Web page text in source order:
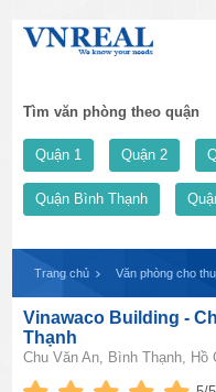
Tìm văn phòng theo quận
Quận 1 Quận 2
Quận Bình Thạnh
Trang chủ Văn phòng cho
Vinawaco Building -
Thạnh
Chu Văn An, Bình Thạnh, Hồ